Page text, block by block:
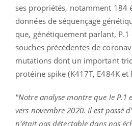
ses propriétés, notamment 184
données de séquençage
que, génétiquement parlant,
souches précédentes de
mutations dont un important
protéine spike (K417T, E484K et
"Notre analyse montre que le P.1
vers novembre 2020. Il est passé
n'était pas détectable dans nos